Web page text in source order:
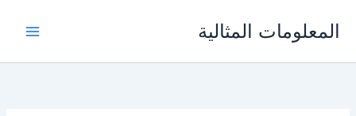
المعلومات المثالية